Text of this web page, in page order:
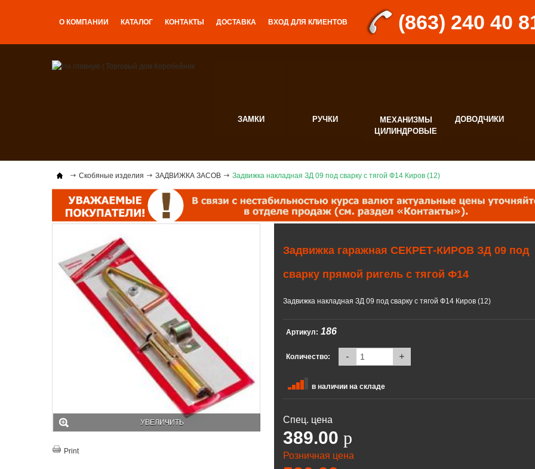
О КОМПАНИИ КАТАЛОГ КОНТАКТЫ ДОСТАВКА ВХОД ДЛЯ КЛИЕНТОВ
ЗАМКИ РУЧКИ
МЕХАНИЗМЫ
ЦИЛИНДРОВЫЕ
ДОВОДЧИКИ
(863) 240 40
Скобяные изделия ЗАДВИЖКА ЗАСОВ Задвижка накладная ЗД 09 под сварку с тягой Ф14 Киров (12)
УВЕЛИЧИТЬ
Print
Задвижка гаражная СЕКРЕТ-КИРОВ ЗД 09 под
сварку прямой ригель с тягой Ф14
Задвижка накладная ЗД 09 под сварку с тягой Ф14 Киров (12)
Артикул: 186
Количество: - +
в наличии на складе
Спец. цена
389.00 p
Розничная цена